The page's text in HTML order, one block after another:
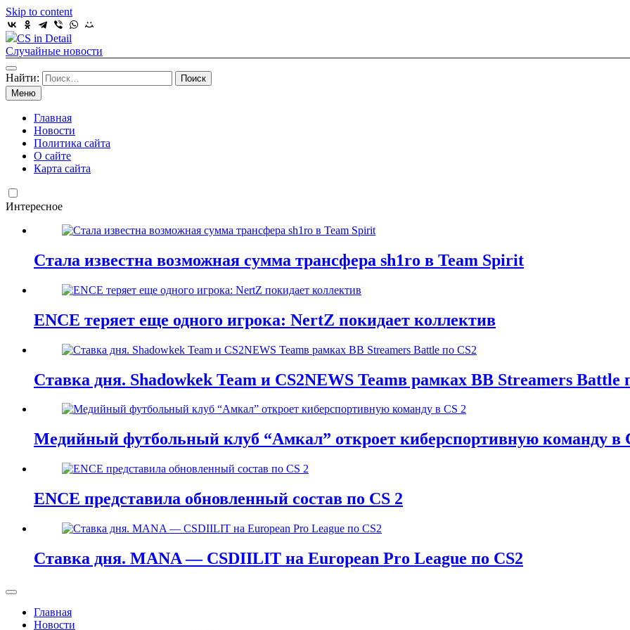
Skip to content
CS in Detail
Случайные новости
Найти:
Меню
Главная
Новости
Политика сайта
О сайте
Карта сайта
Интересное
Стала известна возможная сумма трансфера sh1ro в Team Spirit
ENCE теряет еще одного игрока: NertZ покидает коллектив
Ставка дня. Shadowkek Team и CS2NEWS Teamв рамках BB Streamers Battle
Медийный футбольный клуб “Амкал” откроет киберспортивную команду в
ENCE представила обновленный состав по CS 2
Ставка дня. MANA — CSDIILIT на European Pro League по CS2
Главная
Новости